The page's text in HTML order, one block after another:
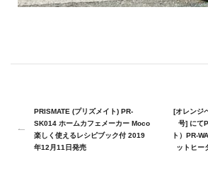
PRISMATE (プリズメイト) PR-
SK014 ホームカフェメーカー Moco
楽しく使えるレシピブック付 2019
年12月11日発売
[オレンジ
号] にて
ト）PR-
ットヒー